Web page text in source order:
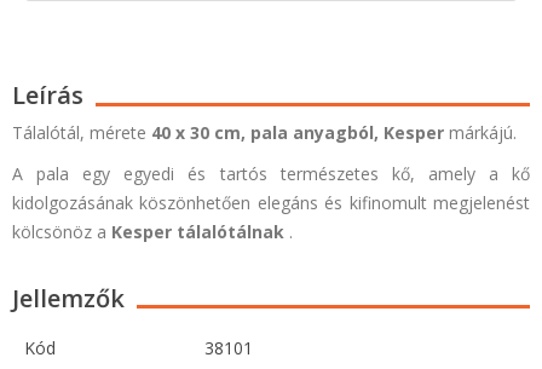
Leírás
Tálalótál, mérete 40 x 30 cm, pala anyagból, Kesper márkájú.
A pala egy egyedi és tartós természetes kő, amely a kő
kidolgozásának köszönhetően elegáns és kifinomult megjelenést
kölcsönöz a Kesper tálalótálnak .
Jellemzők
Kód
38101